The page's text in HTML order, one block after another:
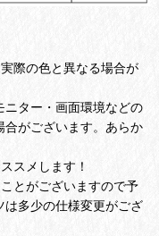
際の色と異なる場合が
ター・画面環境などの
がございます。あらか
スメします！
とがございますので予
多少の仕様変更がござ